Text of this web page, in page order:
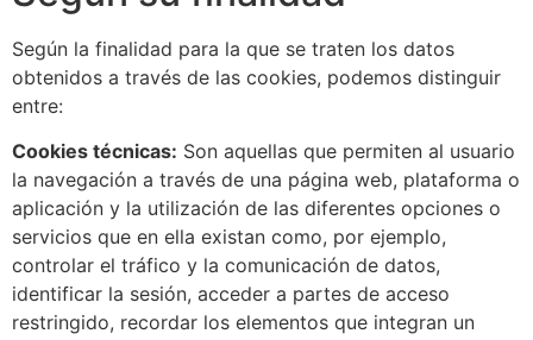
Según la finalidad para la que se traten los datos
obtenidos a través de las cookies, podemos distinguir
entre:
Cookies técnicas: Son aquellas que permiten al usuario
la navegación a través de una página web, plataforma o
aplicación y la utilización de las diferentes opciones o
servicios que en ella existan como, por ejemplo,
controlar el tráfico y la comunicación de datos,
identificar la sesión, acceder a partes de acceso
restringido, recordar los elementos que integran un